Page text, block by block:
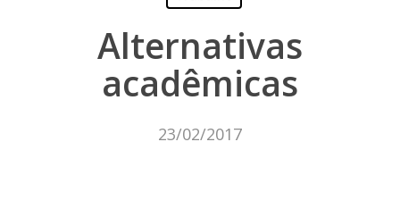
Alternativas
acadêmicas
23/02/2017